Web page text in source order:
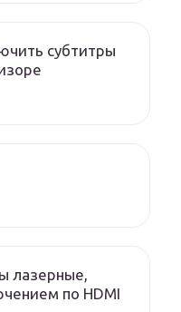
субтитры
лазерные,
по HDMI